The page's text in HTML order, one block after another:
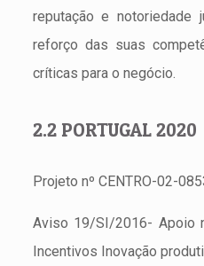
reputação e notoriedade
reforço das suas
críticas para o negócio.
2.2 PORTUGAL 2020
Projeto nº CENTRO-02-
Aviso 19/SI/2016- Apoio
Incentivos Inovação